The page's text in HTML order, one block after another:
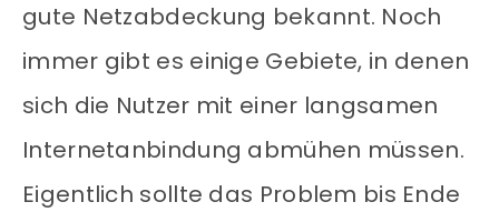
gute Netzabdeckung bekannt. Noch
immer gibt es einige Gebiete, in denen
sich die Nutzer mit einer langsamen
Internetanbindung abmühen müssen.
Eigentlich sollte das Problem bis Ende